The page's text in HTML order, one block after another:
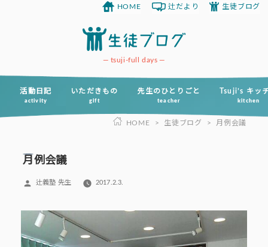
ツ
tsuji-full days
活動日記
activity
いただきもの
gift
先生のひとりごと
teacher
Tsuji’s キッ
kitchen
HOME 辻だより 生徒ブログ
HOME > 生徒ブログ > 月例会議
月例会議
投
辻義塾 先生 2017.2.3.